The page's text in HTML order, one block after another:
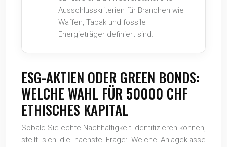
Ausschlusskriterien für Branchen wie
Waffen, Tabak und fossile
Energieträger definiert sind.
ESG-AKTIEN ODER GREEN BONDS:
WELCHE WAHL FÜR 50000 CHF
ETHISCHES KAPITAL
Sobald Sie echte Nachhaltigkeit identifizieren können,
stellt sich die nächste Frage: Welche Anlageklasse